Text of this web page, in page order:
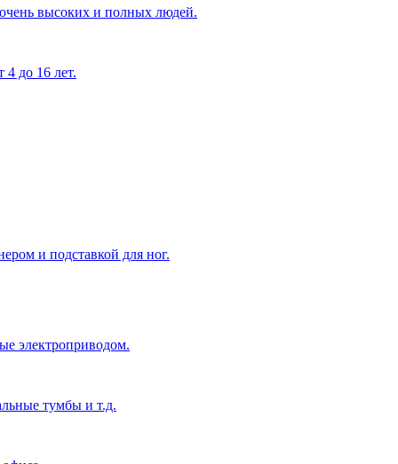
высоких и полных людей.
4 до 16 лет.
и подставкой для ног.
электроприводом.
тумбы и т.д.